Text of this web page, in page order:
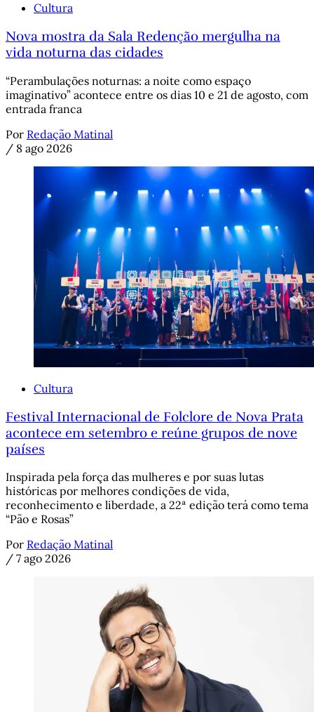
Cultura
Nova mostra da Sala Redenção mergulha na
vida noturna das cidades
“Perambulações noturnas: a noite como espaço
imaginativo” acontece entre os dias 10 e 21 de agosto, com
entrada franca
Por Redação Matinal
/ 8 ago 2026
Cultura
Festival Internacional de Folclore de Nova Prata
acontece em setembro e reúne grupos de nove
países
Inspirada pela força das mulheres e por suas lutas
históricas por melhores condições de vida,
reconhecimento e liberdade, a 22ª edição terá como tema
“Pão e Rosas”
Por Redação Matinal
/ 7 ago 2026